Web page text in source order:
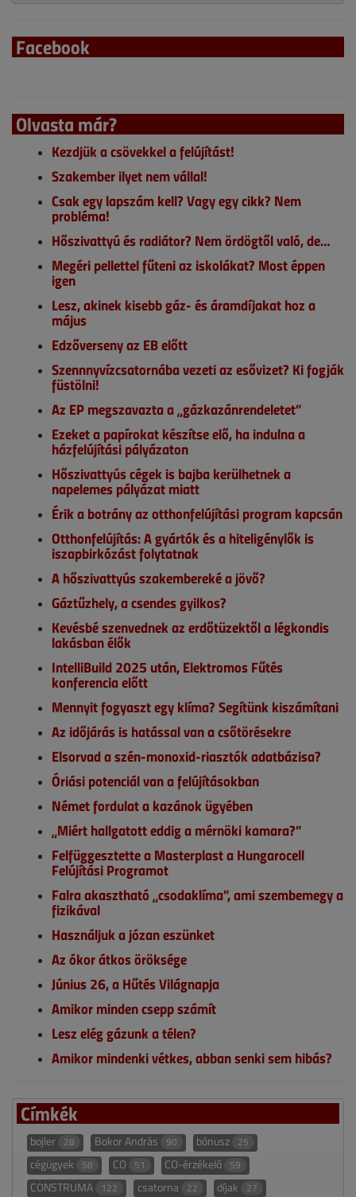
Facebook
Olvasta már?
Kezdjük a csövekkel a felújítást!
Szakember ilyet nem vállal!
Csak egy lapszám kell? Vagy egy cikk? Nem
probléma!
Hőszivattyú és radiátor? Nem ördögtől való, de…
Megéri pellettel fűteni az iskolákat? Most éppen
igen
Lesz, akinek kisebb gáz- és áramdíjakat hoz a
május
Edzőverseny az EB előtt
Szennnyvízcsatornába vezeti az esővizet? Ki fogják
füstölni!
Az EP megszavazta a „gázkazánrendeletet”
Ezeket a papírokat készítse elő, ha indulna a
házfelújítási pályázaton
Hőszivattyús cégek is bajba kerülhetnek a
napelemes pályázat miatt
Érik a botrány az otthonfelújítási program kapcsán
Otthonfelújítás: A gyártók és a hiteligénylők is
iszapbirkózást folytatnak
A hőszivattyús szakembereké a jövő?
Gáztűzhely, a csendes gyilkos?
Kevésbé szenvednek az erdőtüzektől a légkondis
lakásban élők
IntelliBuild 2025 után, Elektromos Fűtés
konferencia előtt
Mennyit fogyaszt egy klíma? Segítünk kiszámítani
Az időjárás is hatással van a csőtörésekre
Elsorvad a szén-monoxid-riasztók adatbázisa?
Óriási potenciál van a felújításokban
Német fordulat a kazánok ügyében
„Miért hallgatott eddig a mérnöki kamara?”
Felfüggesztette a Masterplast a Hungarocell
Felújítási Programot
Falra akasztható „csodaklíma”, ami szembemegy a
fizikával
Használjuk a józan eszünket
Az ókor átkos öröksége
Június 26, a Hűtés Világnapja
Amikor minden csepp számít
Lesz elég gázunk a télen?
Amikor mindenki vétkes, abban senki sem hibás?
Címkék
bojler 28 Bokor András 90 bónusz 25
cégügyek 58 CO 51 CO-érzékelő 59
CONSTRUMA 122 csatorna 22 díjak 27